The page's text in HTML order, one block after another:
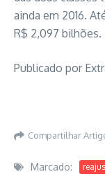
ainda em 2016.
R$ 2,097 bilhões.
Publicado por
Compartilhar
Marcado: